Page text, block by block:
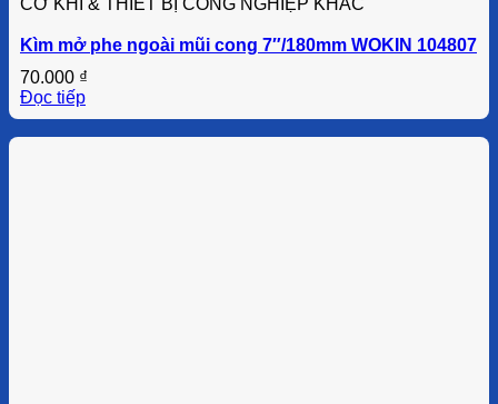
CƠ KHÍ & THIẾT BỊ CÔNG NGHIỆP KHÁC
Kìm mở phe ngoài mũi cong 7″/180mm WOKIN 104807
70.000 ₫
Đọc tiếp